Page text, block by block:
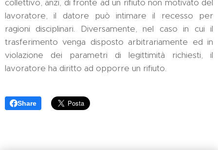
collettivo, anzi, di fronte ad un rifiuto non motivato del
lavoratore, il datore può intimare il recesso per
ragioni disciplinari. Diversamente, nel caso in cui il
trasferimento venga disposto arbitrariamente ed in
violazione dei parametri di legittimità richiesti, il
lavoratore ha diritto ad opporre un rifiuto.
Share